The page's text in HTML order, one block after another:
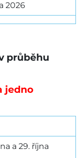
2026
průběhu
jedno
a 29. října